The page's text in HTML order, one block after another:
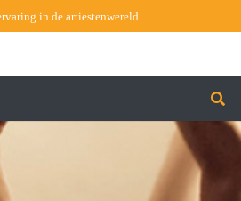
in de artiestenwereld